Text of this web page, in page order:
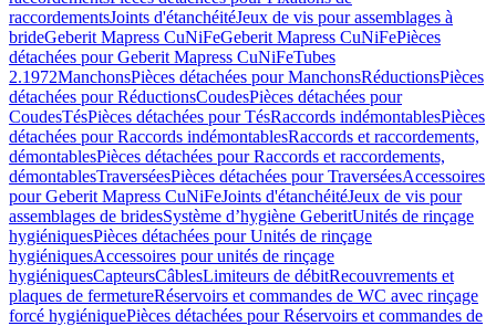
raccordementsJoints d'étanchéitéJeux de vis pour assemblages à
brideGeberit Mapress CuNiFeGeberit Mapress CuNiFePièces
détachées pour Geberit Mapress CuNiFeTubes
2.1972ManchonsPièces détachées pour ManchonsRéductionsPièces
détachées pour RéductionsCoudesPièces détachées pour
CoudesTésPièces détachées pour TésRaccords indémontablesPièces
détachées pour Raccords indémontablesRaccords et raccordements,
démontablesPièces détachées pour Raccords et raccordements,
démontablesTraverséesPièces détachées pour TraverséesAccessoires
pour Geberit Mapress CuNiFeJoints d'étanchéitéJeux de vis pour
assemblages de bridesSystème d’hygiène GeberitUnités de rinçage
hygiéniquesPièces détachées pour Unités de rinçage
hygiéniquesAccessoires pour unités de rinçage
hygiéniquesCapteursCâblesLimiteurs de débitRecouvrements et
plaques de fermetureRéservoirs et commandes de WC avec rinçage
forcé hygiéniquePièces détachées pour Réservoirs et commandes de